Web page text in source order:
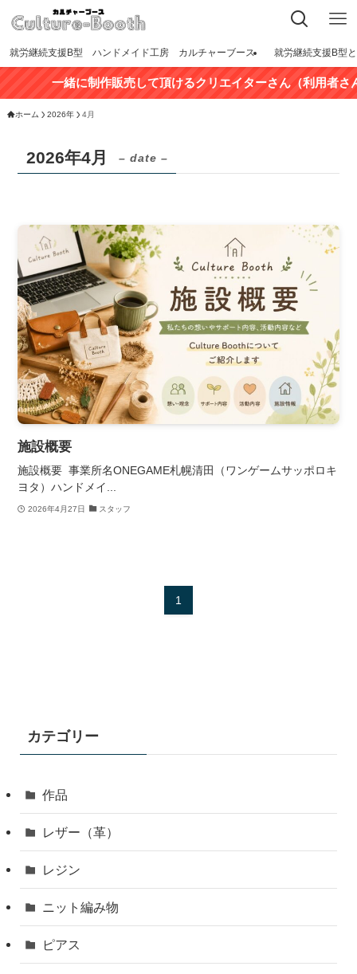
就労継続支援B型 ハンドメイド工房 カルチャーブース 就労継続支援B型
一緒に制作販売して頂けるクリエイターさん（利用者さん
ホーム 2026年 4月
2026年4月 – date –
施設概要
施設概要 事業所名ONEGAME札幌清田（ワンゲームサッポロキ
ヨタ）ハンドメイ...
2026年4月27日 スタッフ
1
カテゴリー
作品
レザー（革）
レジン
ニット編み物
ピアス